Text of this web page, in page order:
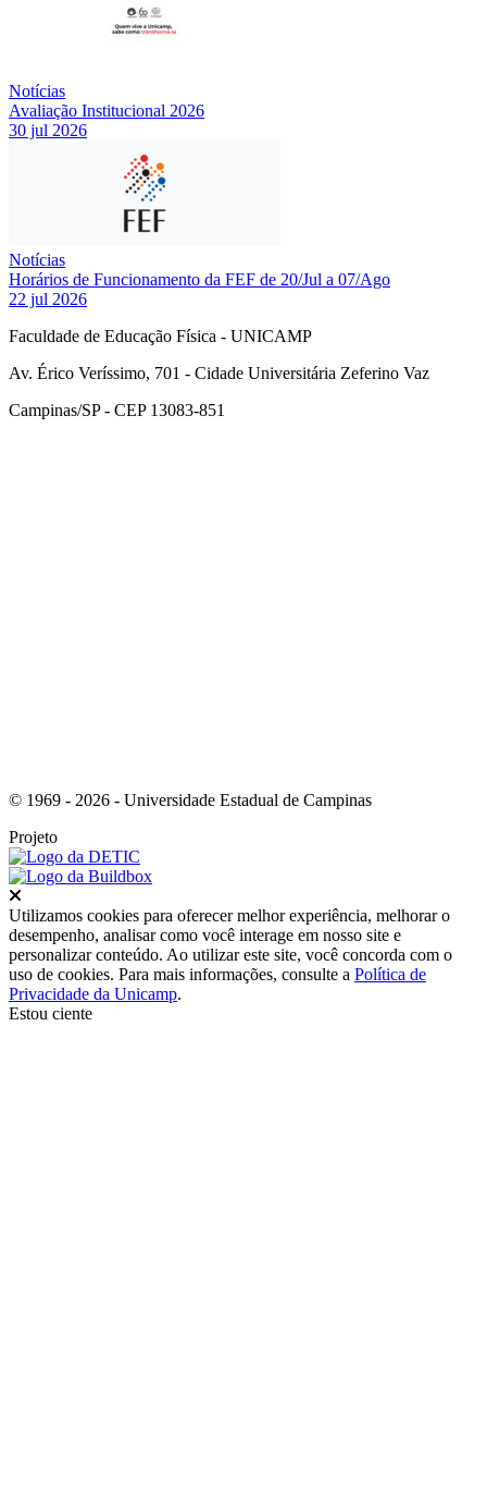
Notícias
Avaliação Institucional 2026
30 jul 2026
Notícias
Horários de Funcionamento da FEF de 20/Jul a 07/Ago
22 jul 2026
Faculdade de Educação Física - UNICAMP
Av. Érico Veríssimo, 701 - Cidade Universitária Zeferino Vaz
Campinas/SP - CEP 13083-851
© 1969 - 2026 - Universidade Estadual de Campinas
Projeto
Utilizamos cookies para oferecer melhor experiência, melhorar o
desempenho, analisar como você interage em nosso site e
personalizar conteúdo. Ao utilizar este site, você concorda com o
uso de cookies. Para mais informações, consulte a Política de
Privacidade da Unicamp.
Estou ciente